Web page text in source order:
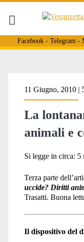
Facebook- Telegram-
Tag:
del
diritto</
11 Giugno, 2010 |
La
animali e
Si legge in circa: 5
Terza parte
uccide? Diritti
Trasatti. Buona
Il dispositivo del